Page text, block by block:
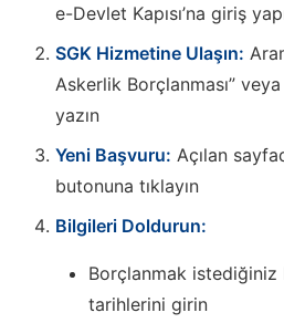
e-Devlet Kapısı’na giriş
SGK Hizmetine Ulaşın:
Askerlik Borçlanması”
yazın
Yeni Başvuru: Açılan
butonuna tıklayın
Bilgileri Doldurun:
Borçlanmak istediğiniz
tarihlerini girin